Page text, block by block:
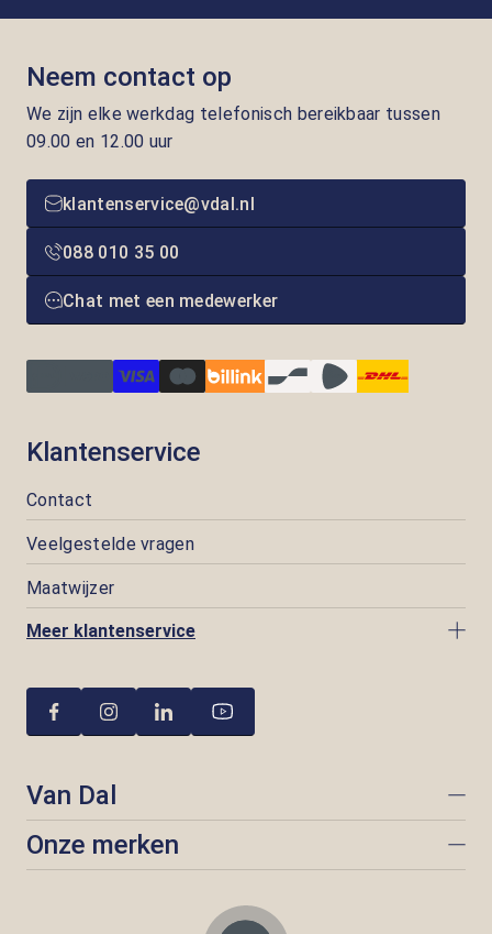
Neem contact op
We zijn elke werkdag telefonisch bereikbaar tussen
09.00 en 12.00 uur
klantenservice@vdal.nl
088 010 35 00
Chat met een medewerker
Klantenservice
Contact
Veelgestelde vragen
Maatwijzer
Meer klantenservice
Van Dal
Onze merken